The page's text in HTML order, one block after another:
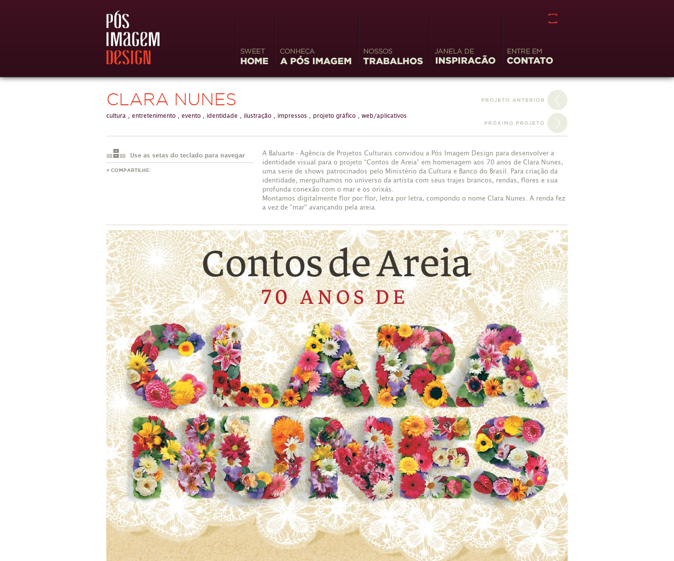
Home
Imagem
Inspiração
contato
CLARA NUNES
cultura , entretenimento , evento , identidade , ilustração , impressos , projeto gráfico , web/aplicativos
> COMPARTILHE:
A Baluarte - Agência de Projetos Culturais convidou a Pós Imagem Design para desenvolver a
identidade visual para o projeto “Contos de Areia” em homenagem aos 70 anos de Clara Nunes,
uma serie de shows patrocinados pelo Ministério da Cultura e Banco do Brasil. Para criação da
identidade, mergulhamos no universo da artista com seus trajes brancos, rendas, flores e sua
profunda conexão com o mar e os orixás.
Montamos digitalmente flor por flor, letra por letra, compondo o nome Clara Nunes. A renda fez
a vez de "mar" avançando pela areia.